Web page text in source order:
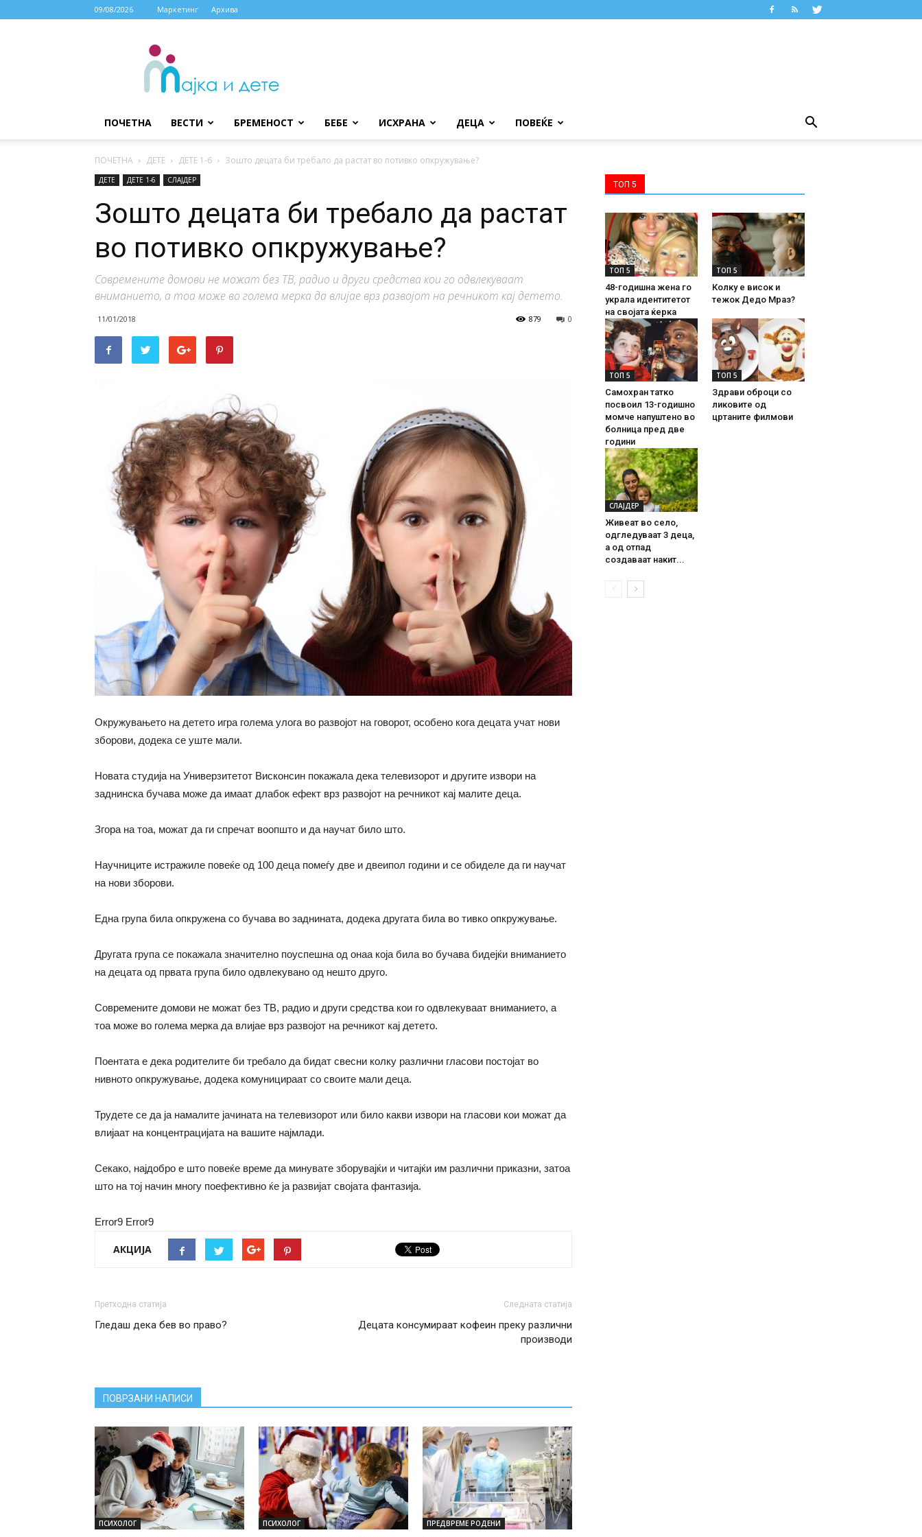
09/08/2026 Маркетинг Архива
МАЈКА
ДЕТЕ
ПОЧЕТНА ВЕСТИ БРЕМЕНОСТ БЕБЕ ИСХРАНА ДЕЦА ПОВЕЌЕ
ПОЧЕТНА ДЕТЕ ДЕTE 1-6 Зошто децата би требало да растат во потивко опкружување?
ДЕТЕ ДЕTE 1-6 СЛАЈДЕР
Зошто децата би требало да растат
во потивко опкружување?
Современите домови не можат без ТВ, радио и други средства кои го одвлекуваат
вниманието, а тоа може во голема мерка да влијае врз развојот на речникот кај детето.
11/01/2018 0
879
Окружувањето на детето игра голема улога во развојот на говорот, особено кога децата учат нови
зборови, додека се уште мали.
Новата студија на Универзитетот Висконсин покажала дека телевизорот и другите извори на
заднинска бучава може да имаат длабок ефект врз развојот на речникот кај малите деца.
Згора на тоа, можат да ги спречат воопшто и да научат било што.
Научниците истражиле повеќе од 100 деца помеѓу две и двеипол години и се обиделе да ги научат
на нови зборови.
Една група била опкружена со бучава во заднината, додека другата била во тивко опкружување.
Другата група се покажала значително поуспешна од онаа која била во бучава бидејќи вниманието
на децата од првата група било одвлекувано од нешто друго.
Современите домови не можат без ТВ, радио и други средства кои го одвлекуваат вниманието, а
тоа може во голема мерка да влијае врз развојот на речникот кај детето.
Поентата е дека родителите би требало да бидат свесни колку различни гласови постојат во
нивното опкружување, додека комуницираат со своите мали деца.
Трудете се да ја намалите јачината на телевизорот или било какви извори на гласови кои можат да
влијаат на концентрацијата на вашите најмлади.
Секако, најдобро е што повеќе време да минувате зборувајќи и читајќи им различни приказни, затоа
што на тој начин многу поефективно ќе ја развијат својата фантазија.
Error9 Error9
АКЦИЈА
Претходна статија
Гледаш дека бев во право?
Следната статија
Децата консумираат кофеин преку различни
производи
ПОВРЗАНИ НАПИСИ
ПСИХОЛОГ ПСИХОЛОГ ПРЕДВРЕМЕ РОДЕНИ
ТОП 5
ТОП 5
48-годишна жена го
украла идентитетот
на својата ќерка
ТОП 5
Колку е висок и
тежок Дедо Мраз?
ТОП 5
Самохран татко
посвоил 13-годишно
момче напуштено во
болница пред две
години
ТОП 5
Здрави оброци со
ликовите од
цртаните филмови
СЛАЈДЕР
Живеат во село,
одгледуваат 3 деца,
а од отпад
создаваат накит...